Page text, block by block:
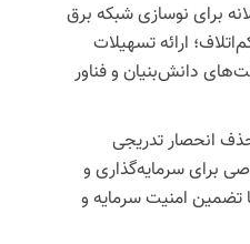
برای نوسازی شبکه برق
ارائه تسهیلات
دانش‌بنیان و فناور
حذف انحصار تدریجی
برای سرمایه‌گذاری و
تضمین امنیت سرمایه و